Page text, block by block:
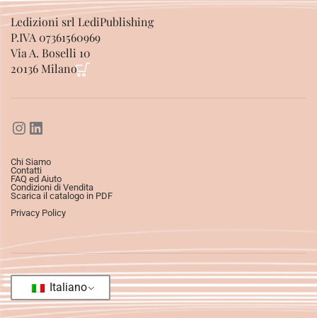
Ledizioni srl LediPublishing
P.IVA 07361560969
Via A. Boselli 10
20136 Milano
Chi Siamo
Contatti
FAQ ed Aiuto
Condizioni di Vendita
Scarica il catalogo in PDF
Privacy Policy
Italiano